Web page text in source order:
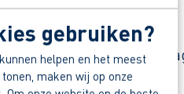
gebruiken?
helpen en het meest
maken wij op onze
toekomst
Al binnen 1